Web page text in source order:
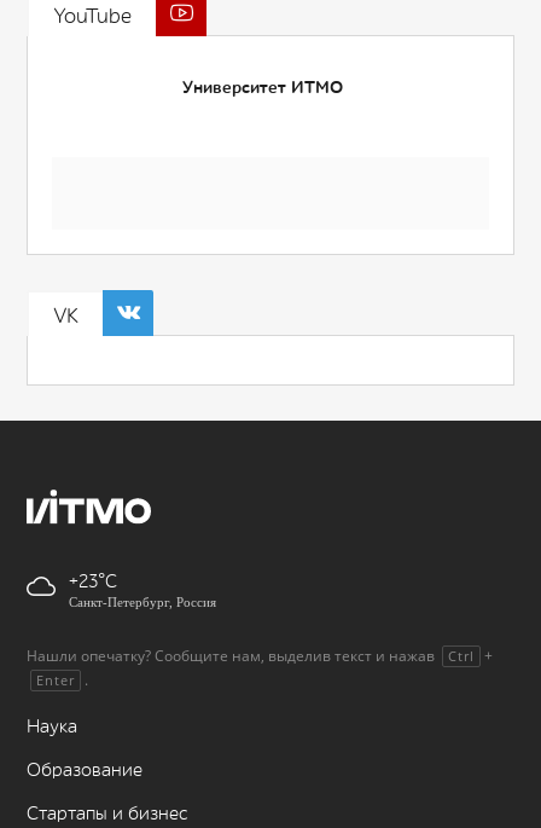
YouTube
Университет ИТМО
VK
+23
Санкт-Петербург, Россия
Нашли опечатку? Сообщите нам, выделив текст и нажав Ctrl +
Enter .
Наука
Образование
Стартапы и бизнес